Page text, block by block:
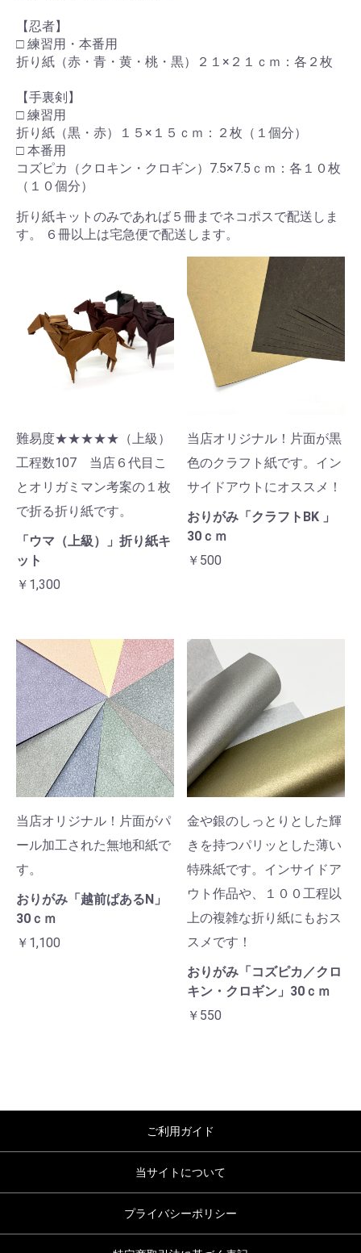
【忍者】
□ 練習用・本番用
折り紙（赤・青・黄・桃・黒）２１×２１ｃｍ：各２枚
【手裏剣】
□ 練習用
折り紙（黒・赤）１５×１５ｃｍ：２枚（１個分）
□ 本番用
コズピカ（クロキン・クロギン）7.5×7.5ｃｍ：各１０枚
（１０個分）
折り紙キットのみであれば５冊までネコポスで配送しま
す。 ６冊以上は宅急便で配送します。
難易度★★★★★（上級）
工程数107 当店６代目こ
とオリガミマン考案の１枚
で折る折り紙です。
「ウマ（上級）」折り紙キ
ット
￥1,300
当店オリジナル！片面が黒
色のクラフト紙です。イン
サイドアウトにオススメ！
おりがみ「クラフトBK 」
30ｃｍ
￥500
当店オリジナル！片面がパ
ール加工された無地和紙で
す。
おりがみ「越前ぱあるN」
30ｃｍ
￥1,100
金や銀のしっとりとした輝
きを持つパリッとした薄い
特殊紙です。インサイドア
ウト作品や、１００工程以
上の複雑な折り紙にもおス
スメです！
おりがみ「コズピカ／クロ
キン・クロギン」30ｃｍ
￥550
ご利用ガイド
当サイトについて
プライバシーポリシー